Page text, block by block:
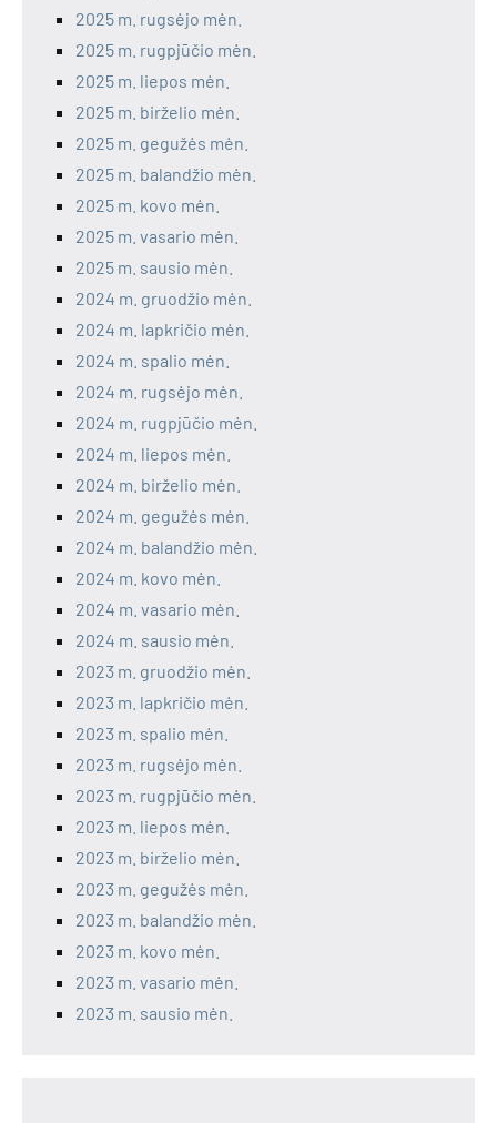
2025 m. rugsėjo mėn.
2025 m. rugpjūčio mėn.
2025 m. liepos mėn.
2025 m. birželio mėn.
2025 m. gegužės mėn.
2025 m. balandžio mėn.
2025 m. kovo mėn.
2025 m. vasario mėn.
2025 m. sausio mėn.
2024 m. gruodžio mėn.
2024 m. lapkričio mėn.
2024 m. spalio mėn.
2024 m. rugsėjo mėn.
2024 m. rugpjūčio mėn.
2024 m. liepos mėn.
2024 m. birželio mėn.
2024 m. gegužės mėn.
2024 m. balandžio mėn.
2024 m. kovo mėn.
2024 m. vasario mėn.
2024 m. sausio mėn.
2023 m. gruodžio mėn.
2023 m. lapkričio mėn.
2023 m. spalio mėn.
2023 m. rugsėjo mėn.
2023 m. rugpjūčio mėn.
2023 m. liepos mėn.
2023 m. birželio mėn.
2023 m. gegužės mėn.
2023 m. balandžio mėn.
2023 m. kovo mėn.
2023 m. vasario mėn.
2023 m. sausio mėn.